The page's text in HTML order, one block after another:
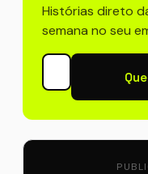
Histórias direto
semana no seu